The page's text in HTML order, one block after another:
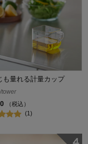
も量れる計量カップ
tower
（税込）
(1)